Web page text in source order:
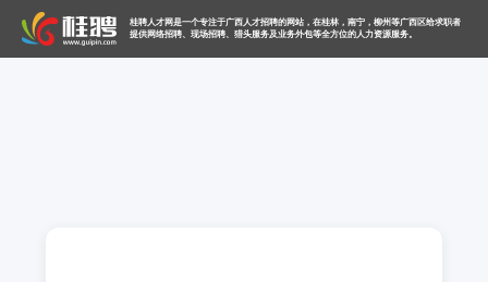
桂聘人才网是一个专注于广西人才招聘的网站，在桂林，南宁，柳州等广西区给求职者
提供网络招聘、现场招聘、猎头服务及业务外包等全方位的人力资源服务。